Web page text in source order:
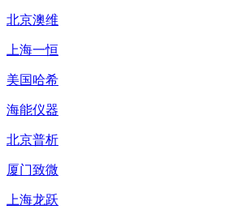
北京澳维
上海一恒
美国哈希
海能仪器
北京普析
厦门致微
上海龙跃